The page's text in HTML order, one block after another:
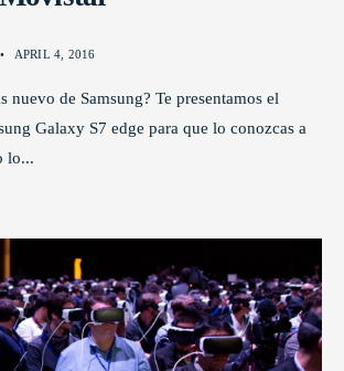
• APRIL 4, 2016
nuevo de Samsung? Te presentamos el
Galaxy S7 edge para que lo conozcas a
lo...